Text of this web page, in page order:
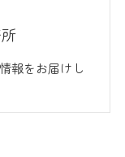
報をお届けし